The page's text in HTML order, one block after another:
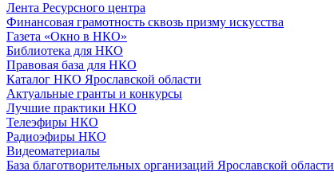
Лента Ресурсного центра
Финансовая грамотность сквозь призму искусства
Газета «Окно в НКО»
Библиотека для НКО
Правовая база для НКО
Каталог НКО Ярославской области
Актуальные гранты и конкурсы
Лучшие практики НКО
Телеэфиры НКО
Радиоэфиры НКО
Видеоматериалы
База благотворительных организаций Ярославской области